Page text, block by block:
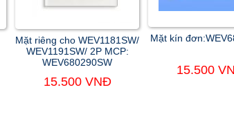
Mặt riêng cho WEV1181SW/
WEV1191SW/ 2P MCP:
WEV680290SW
15.500 VNĐ
Mặt kín
15.500